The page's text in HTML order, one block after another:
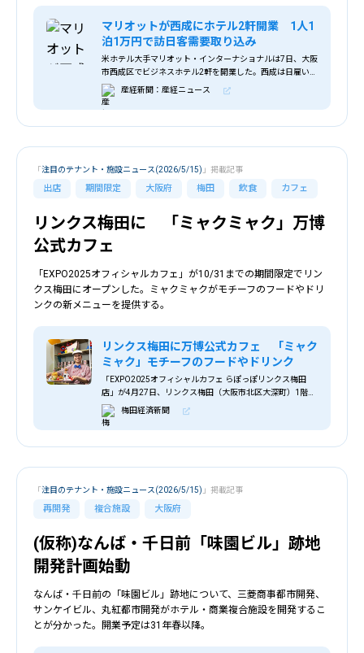
マリオットが西成にホテル2軒開業 1人1
泊1万円で訪日客需要取り込み
米ホテル大手マリオット・インターナショナルは7日、大阪
市西成区でビジネスホテル2軒を開業した。西成は日雇い労
働者の街として知られるが、近年は観光面での利便性か…
産経新聞：産経ニュース
出店 期間限定 大阪府 梅田 飲食 カフェ
「注目のテナント・施設ニュース(2026/5/15) 」掲載記事
リンクス梅田に 「ミャクミャク」万博
公式カフェ
「EXPO2025オフィシャルカフェ」が10/31までの期間限定でリン
クス梅田にオープンした。ミャクミャクがモチーフのフードやドリ
ンクの新メニューを提供する。
リンクス梅田に万博公式カフェ 「ミャク
ミャク」モチーフのフードやドリンク
「EXPO2025オフィシャルカフェ らぽっぽリンクス梅田
店」が4月27日、リンクス梅田（大阪市北区大深町）1階に
期間限定でオープンした。
梅田経済新聞
再開発 複合施設 大阪府
「注目のテナント・施設ニュース(2026/5/15) 」掲載記事
(仮称)なんば・千日前「味園ビル」跡地
開発計画始動
なんば・千日前の「味園ビル」跡地について、三菱商事都市開発、
サンケイビル、丸紅都市開発がホテル・商業複合施設を開発するこ
とが分かった。開業予定は31年春以降。